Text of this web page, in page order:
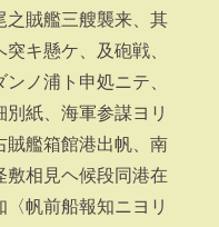
之賊艦三艘襲来、其
キ懸ケ、及砲戦、
ノ浦ト申処ニテ、
紙、海軍参謀ヨリ
賊艦箱館港出帆、南
相見ヘ候段同港在
帆前船報知ニヨリ